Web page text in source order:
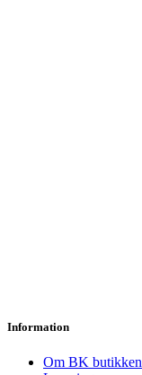
Information
Om BK butikken